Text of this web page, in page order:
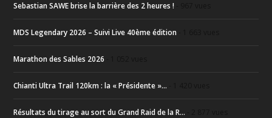
Sebastian SAWE brise la barrière des 2 heures !
MDS Legendary 2026 – Suivi Live 40ème édition
Marathon des Sables 2026
Chianti Ultra Trail 120km : la « Présidente »...
Résultats du tirage au sort du Grand Raid de la R...